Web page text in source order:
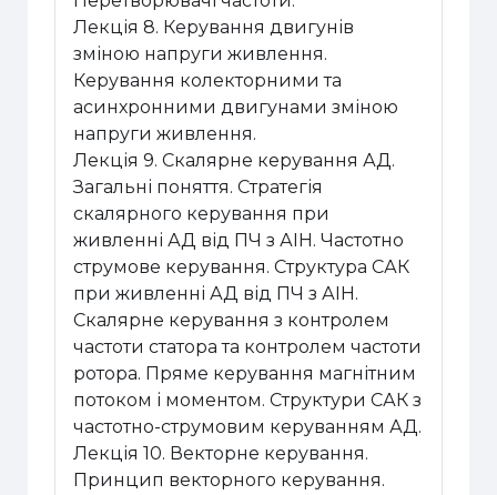
Лекція 8. Керування двигунів
зміною напруги живлення.
Керування колекторними та
асинхронними двигунами зміною
напруги живлення.
Лекція 9. Скалярне керування АД.
Загальні поняття. Стратегія
скалярного керування при
живленні АД від ПЧ з АІН. Частотно
струмове керування. Структура САК
при живленні АД від ПЧ з АІН.
Скалярне керування з контролем
частоти статора та контролем частоти
ротора. Пряме керування магнітним
потоком і моментом. Структури САК з
частотно-струмовим керуванням АД.
Лекція 10. Векторне керування.
Принцип векторного керування.